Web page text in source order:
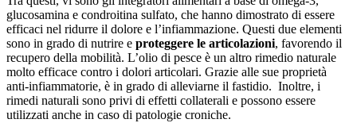
glucosamina e condroitina sulfato, che hanno dimostrato di essere
efficaci nel ridurre il dolore e l’infiammazione. Questi due elementi
sono in grado di nutrire e proteggere le articolazioni, favorendo il
recupero della mobilità. L’olio di pesce è un altro rimedio naturale
molto efficace contro i dolori articolari. Grazie alle sue proprietà
anti-infiammatorie, è in grado di alleviarne il fastidio. Inoltre, i
rimedi naturali sono privi di effetti collaterali e possono essere
utilizzati anche in caso di patologie croniche.